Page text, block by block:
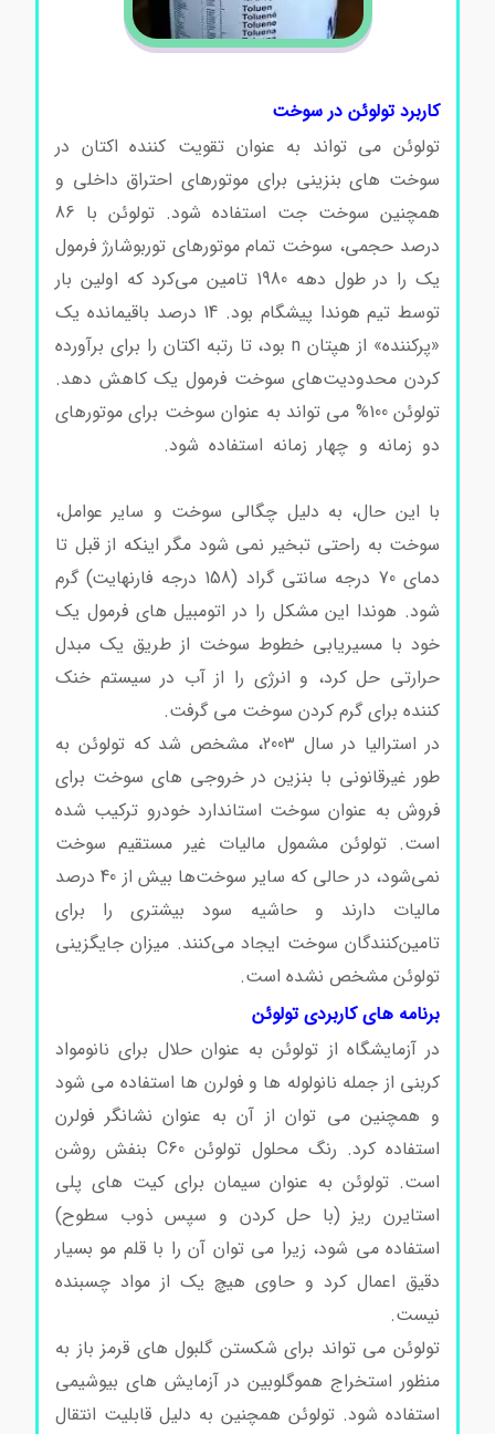
کاربرد تولوئن در سوختخرید و فروش تولوئن
تولوئن می تواند به عنوان تقویت کننده اکتان در
سوخت های بنزینی برای موتورهای احتراق داخلی و
همچنین سوخت جت استفاده شود. تولوئن با 86
درصد حجمی، سوخت تمام موتورهای توربوشارژ فرمول
یک را در طول دهه 1980 تامین می‌کرد که اولین بار
توسط تیم هوندا پیشگام بود. 14 درصد باقیمانده یک
«پرکننده» از هپتان n بود، تا رتبه اکتان را برای برآورده
کردن محدودیت‌های سوخت فرمول یک کاهش دهد.
تولوئن 100% می تواند به عنوان سوخت برای موتورهای
دو زمانه و چهار زمانه استفاده شود.خرید و فروش
با این حال، به دلیل چگالی سوخت و سایر عوامل،
سوخت به راحتی تبخیر نمی شود مگر اینکه از قبل تا
دمای 70 درجه سانتی گراد (158 درجه فارنهایت) گرم
شود. هوندا این مشکل را در اتومبیل های فرمول یک
خود با مسیریابی خطوط سوخت از طریق یک مبدل
حرارتی حل کرد، و انرژی را از آب در سیستم خنک
کننده برای گرم کردن سوخت می گرفت.
در استرالیا در سال 2003، مشخص شد که تولوئن به
طور غیرقانونی با بنزین در خروجی های سوخت برای
فروش به عنوان سوخت استاندارد خودرو ترکیب شده
است. تولوئن مشمول مالیات غیر مستقیم سوخت
نمی‌شود، در حالی که سایر سوخت‌ها بیش از 40 درصد
مالیات دارند و حاشیه سود بیشتری را برای
تامین‌کنندگان سوخت ایجاد می‌کنند. میزان جایگزینی
تولوئن مشخص نشده است.خرید و فروش تولوئن
برنامه های کاربردی تولوئن
در آزمایشگاه از تولوئن به عنوان حلال برای نانومواد
کربنی از جمله نانولوله ها و فولرن ها استفاده می شود
و همچنین می توان از آن به عنوان نشانگر فولرن
استفاده کرد. رنگ محلول تولوئن C60 بنفش روشن
است. تولوئن به عنوان سیمان برای کیت های پلی
استایرن ریز (با حل کردن و سپس ذوب سطوح)
استفاده می شود، زیرا می توان آن را با قلم مو بسیار
دقیق اعمال کرد و حاوی هیچ یک از مواد چسبنده
نیست.خرید و فروش تولوئن
تولوئن می تواند برای شکستن گلبول های قرمز باز به
منظور استخراج هموگلوبین در آزمایش های بیوشیمی
استفاده شود. تولوئن همچنین به دلیل قابلیت انتقال